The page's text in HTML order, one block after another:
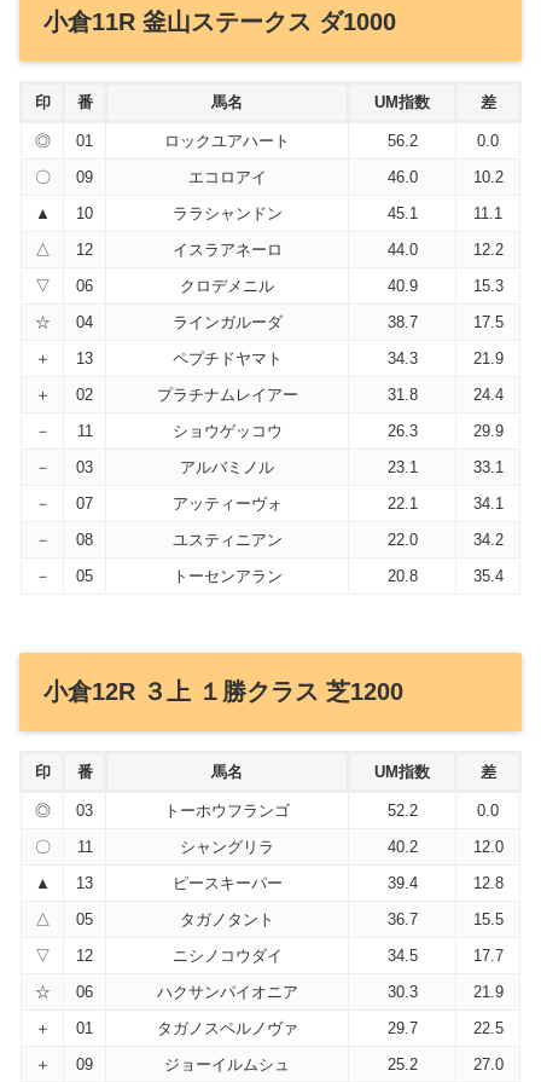
小倉11R 釜山ステークス ダ1000
印 番 馬名 UM指数 差
◎ 01 ロックユアハート 56.2
0.0
〇
09 エコロアイ 46.0
10.2
▲
10 ララシャンドン 45.1
11.1
△
12 イスラアネーロ 44.0
12.2
▽
06 クロデメニル 40.9
15.3
☆
04 ラインガルーダ 38.7
17.5
＋
13 ペプチドヤマト 34.3
21.9
＋
02 プラチナムレイアー 31.8
24.4
－
11 ショウゲッコウ 26.3
29.9
－
03 アルバミノル 23.1
33.1
－
07 アッティーヴォ 22.1
34.1
－
08 ユスティニアン 22.0
34.2
－
05 トーセンアラン 20.8 35.4
小倉12R ３上 １勝クラス 芝1200
印 番 馬名 UM指数 差
◎ 03 トーホウフランゴ 52.2
0.0
〇
11 シャングリラ 40.2
12.0
▲
13 ピースキーパー 39.4
12.8
△
05 タガノタント 36.7
15.5
▽
12 ニシノコウダイ 34.5
17.7
☆
06 ハクサンパイオニア 30.3
21.9
＋
01 タガノスペルノヴァ 29.7
22.5
＋
09 ジョーイルムシュ 25.2
27.0